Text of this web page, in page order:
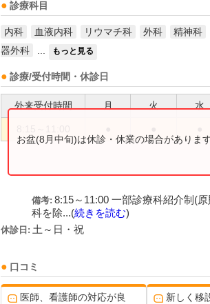
診療科目
内科 血液内科 リウマチ科 外科 精神科
器外科
もっと見る
診療/受付時間・休診日
外来受付時間 月 火 水
お盆(8月中旬)は休診・休業の場合がありま
備考: 8:15～11:00 一部診療科紹介制(
科を除...(続きを読む)
休診日: 土～日・祝
口コミ
医師、看護師の対応が良
新しく移